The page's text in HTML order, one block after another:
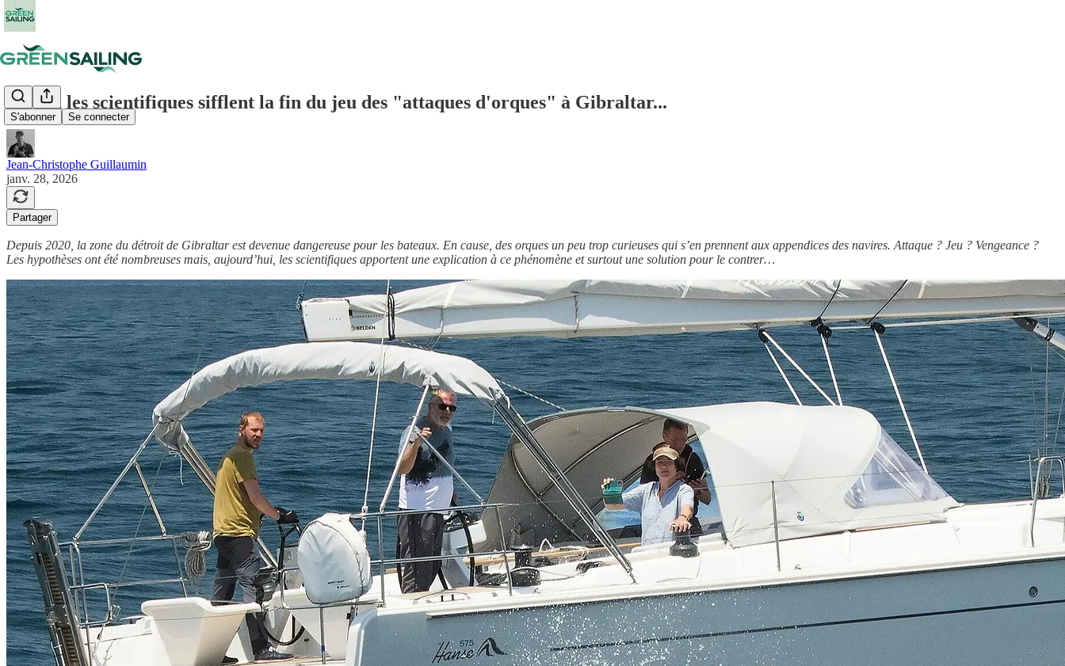
S'abonner Se connecter
Quand les scientifiques sifflent la fin du jeu des "attaques d'orques" à Gibraltar...
Jean-Christophe Guillaumin
janv. 28, 2026
Partager
Depuis 2020, la zone du détroit de Gibraltar est devenue dangereuse pour les bateaux. En cause, des orques un peu trop curieuses qui s’en prennent aux appendices des navires. Attaque ? Jeu ? Vengeance ?
Les hypothèses ont été nombreuses mais, aujourd’hui, les scientifiques apportent une explication à ce phénomène et surtout une solution pour le contrer…